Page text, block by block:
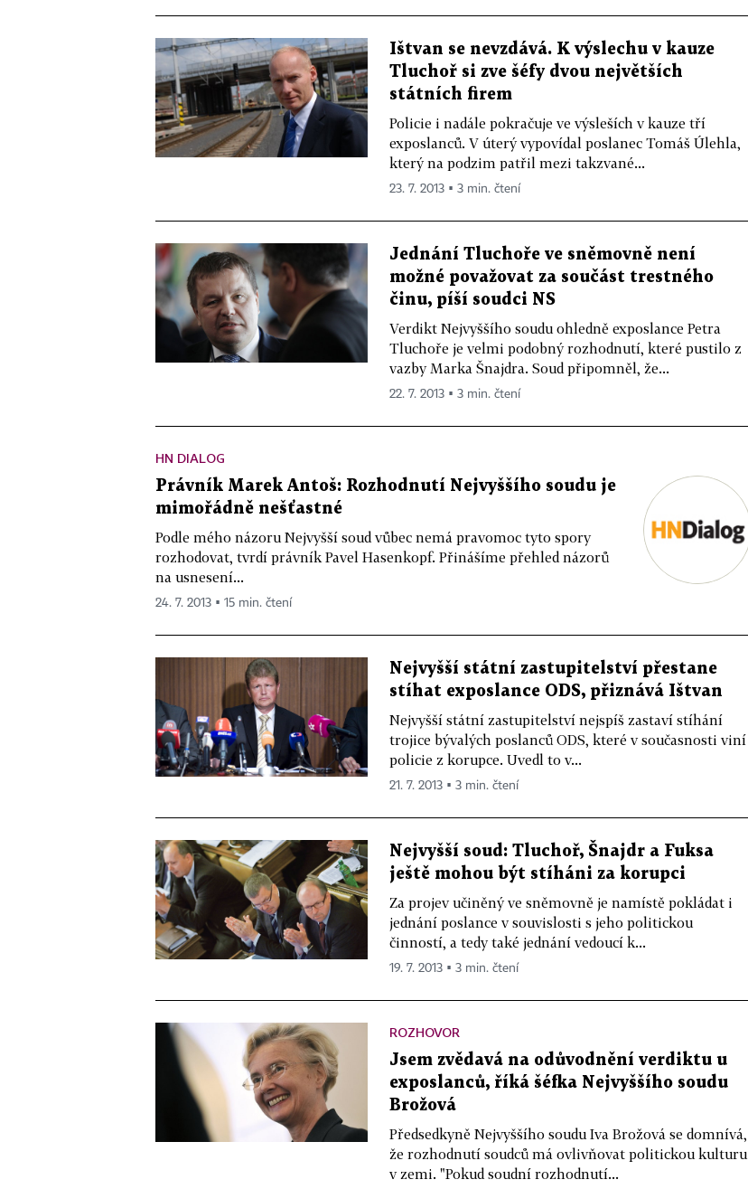
Ištvan se nevzdává. K výslechu v kauze
Tluchoř si zve šéfy dvou největších
státních firem
Policie i nadále pokračuje ve výsleších v kauze tří
exposlanců. V úterý vypovídal poslanec Tomáš Úlehla,
který na podzim patřil mezi takzvané...
23. 7. 2013 ▪ 3 min. čtení
Jednání Tluchoře ve sněmovně není
možné považovat za součást trestného
činu, píší soudci NS
Verdikt Nejvyššího soudu ohledně exposlance Petra
Tluchoře je velmi podobný rozhodnutí, které pustilo z
vazby Marka Šnajdra. Soud připomněl, že...
22. 7. 2013 ▪ 3 min. čtení
HN DIALOG
Právník Marek Antoš: Rozhodnutí Nejvyššího soudu je
mimořádně nešťastné
Podle mého názoru Nejvyšší soud vůbec nemá pravomoc tyto spory
rozhodovat, tvrdí právník Pavel Hasenkopf. Přinášíme přehled názorů
na usnesení...
24. 7. 2013 ▪ 15 min. čtení
Nejvyšší státní zastupitelství přestane
stíhat exposlance ODS, přiznává Ištvan
Nejvyšší státní zastupitelství nejspíš zastaví stíhání
trojice bývalých poslanců ODS, které v současnosti viní
policie z korupce. Uvedl to v...
21. 7. 2013 ▪ 3 min. čtení
Nejvyšší soud: Tluchoř, Šnajdr a Fuksa
ještě mohou být stíháni za korupci
Za projev učiněný ve sněmovně je namístě pokládat i
jednání poslance v souvislosti s jeho politickou
činností, a tedy také jednání vedoucí k...
19. 7. 2013 ▪ 3 min. čtení
ROZHOVOR
Jsem zvědavá na odůvodnění verdiktu u
exposlanců, říká šéfka Nejvyššího soudu
Brožová
Předsedkyně Nejvyššího soudu Iva Brožová se domnívá,
že rozhodnutí soudců má ovlivňovat politickou kulturu
v zemi. "Pokud soudní rozhodnutí...